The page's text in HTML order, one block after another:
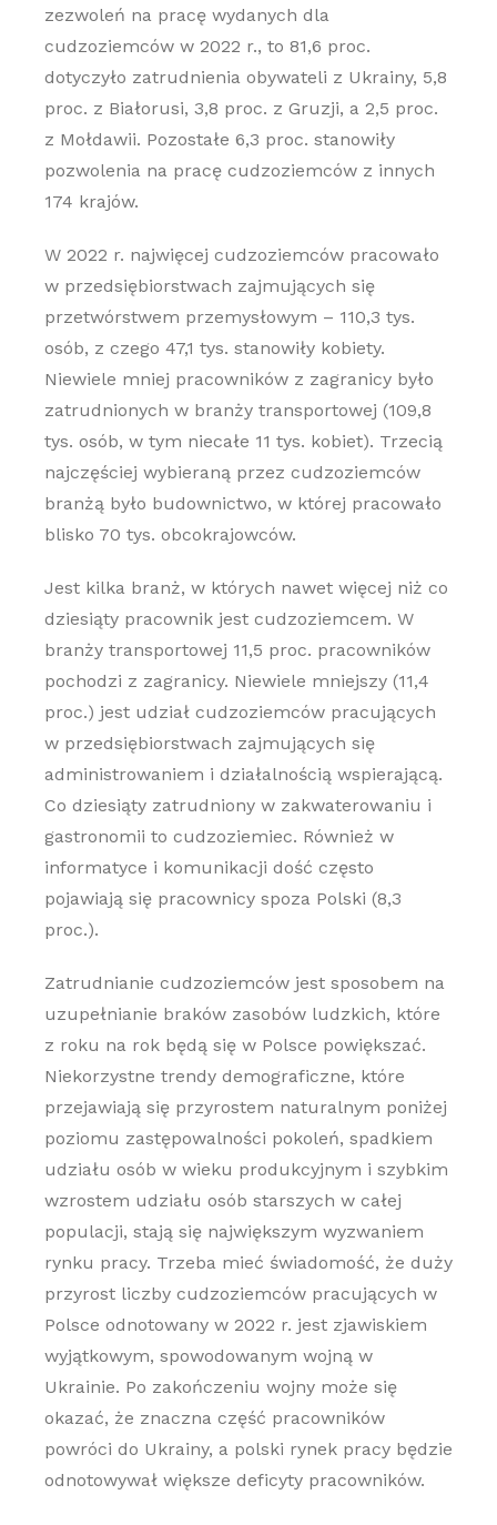
zezwoleń na pracę wydanych dla
cudzoziemców w 2022 r., to 81,6 proc.
dotyczyło zatrudnienia obywateli z Ukrainy, 5,8
proc. z Białorusi, 3,8 proc. z Gruzji, a 2,5 proc.
z Mołdawii. Pozostałe 6,3 proc. stanowiły
pozwolenia na pracę cudzoziemców z innych
174 krajów.
W 2022 r. najwięcej cudzoziemców pracowało
w przedsiębiorstwach zajmujących się
przetwórstwem przemysłowym – 110,3 tys.
osób, z czego 47,1 tys. stanowiły kobiety.
Niewiele mniej pracowników z zagranicy było
zatrudnionych w branży transportowej (109,8
tys. osób, w tym niecałe 11 tys. kobiet). Trzecią
najczęściej wybieraną przez cudzoziemców
branżą było budownictwo, w której pracowało
blisko 70 tys. obcokrajowców.
Jest kilka branż, w których nawet więcej niż co
dziesiąty pracownik jest cudzoziemcem. W
branży transportowej 11,5 proc. pracowników
pochodzi z zagranicy. Niewiele mniejszy (11,4
proc.) jest udział cudzoziemców pracujących
w przedsiębiorstwach zajmujących się
administrowaniem i działalnością wspierającą.
Co dziesiąty zatrudniony w zakwaterowaniu i
gastronomii to cudzoziemiec. Również w
informatyce i komunikacji dość często
pojawiają się pracownicy spoza Polski (8,3
proc.).
Zatrudnianie cudzoziemców jest sposobem na
uzupełnianie braków zasobów ludzkich, które
z roku na rok będą się w Polsce powiększać.
Niekorzystne trendy demograficzne, które
przejawiają się przyrostem naturalnym poniżej
poziomu zastępowalności pokoleń, spadkiem
udziału osób w wieku produkcyjnym i szybkim
wzrostem udziału osób starszych w całej
populacji, stają się największym wyzwaniem
rynku pracy. Trzeba mieć świadomość, że duży
przyrost liczby cudzoziemców pracujących w
Polsce odnotowany w 2022 r. jest zjawiskiem
wyjątkowym, spowodowanym wojną w
Ukrainie. Po zakończeniu wojny może się
okazać, że znaczna część pracowników
powróci do Ukrainy, a polski rynek pracy będzie
odnotowywał większe deficyty pracowników.